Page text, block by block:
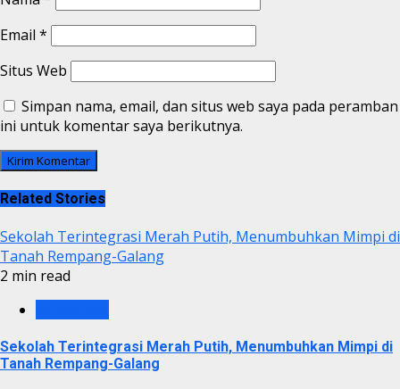
Email *
Situs Web
Simpan nama, email, dan situs web saya pada peramban
ini untuk komentar saya berikutnya.
Related Stories
Sekolah Terintegrasi Merah Putih, Menumbuhkan Mimpi di
Tanah Rempang-Galang
2 min read
Sekolah Terintegrasi Merah Putih, Menumbuhkan Mimpi di
Tanah Rempang-Galang